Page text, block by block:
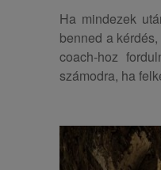
Ha mindezek
benned a
coach-hoz
számodra, ha